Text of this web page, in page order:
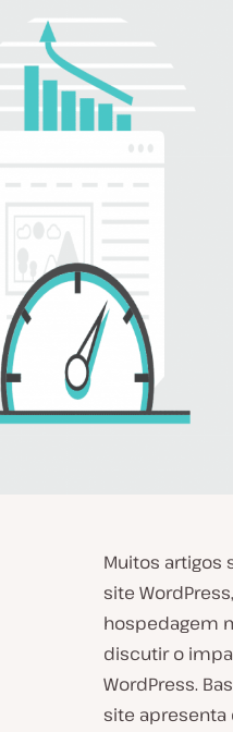
Muitos artigos
site
hospedagem
discutir o
WordPress.
site apresenta